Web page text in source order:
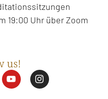
19:00 Uhr über Zoom
us!
Y
o
u
I
n
s